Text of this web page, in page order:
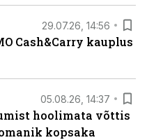
29.07.26, 14:56
Cash&Carry kauplus
05.08.26, 14:37
hoolimata võttis
kopsaka